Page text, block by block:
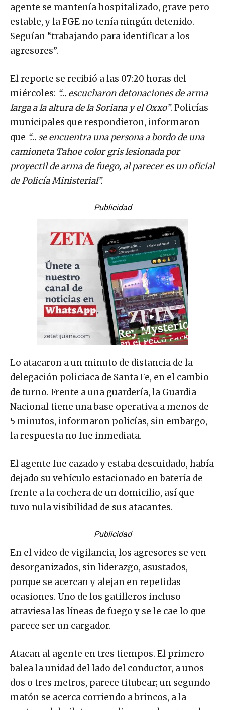
agente se mantenía hospitalizado, grave pero
estable, y la FGE no tenía ningún detenido.
Seguían “trabajando para identificar a los
agresores”.
El reporte se recibió a las 07:20 horas del
miércoles: “… escucharon detonaciones de arma
larga a la altura de la Soriana y el Oxxo”. Policías
municipales que respondieron, informaron
que “… se encuentra una persona a bordo de una
camioneta Tahoe color gris lesionada por
proyectil de arma de fuego, al parecer es un oficial
de Policía Ministerial”.
Publicidad
Lo atacaron a un minuto de distancia de la
delegación policiaca de Santa Fe, en el cambio
de turno. Frente a una guardería, la Guardia
Nacional tiene una base operativa a menos de
5 minutos, informaron policías, sin embargo,
la respuesta no fue inmediata.
El agente fue cazado y estaba descuidado, había
dejado su vehículo estacionado en batería de
frente a la cochera de un domicilio, así que
tuvo nula visibilidad de sus atacantes.
Publicidad
En el video de vigilancia, los agresores se ven
desorganizados, sin liderazgo, asustados,
porque se acercan y alejan en repetidas
ocasiones. Uno de los gatilleros incluso
atraviesa las líneas de fuego y se le cae lo que
parece ser un cargador.
Atacan al agente en tres tiempos. El primero
balea la unidad del lado del conductor, a unos
dos o tres metros, parece titubear; un segundo
matón se acerca corriendo a brincos, a la